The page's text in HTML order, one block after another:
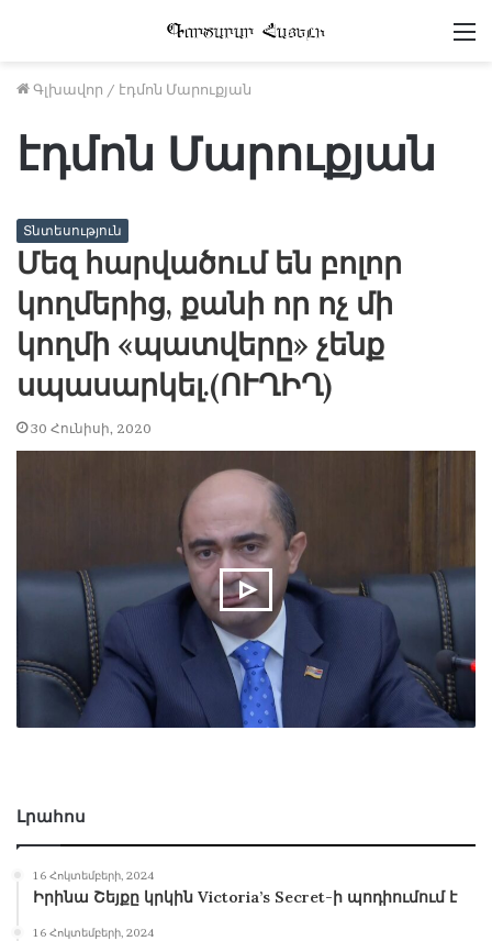
Գլխավոր / էդմոն Մարուքյան
էդմոն Մարուքյան
Տնտեսություն
Մեզ հարվածում են բոլոր
կողմերից, քանի որ ոչ մի
կողմի «պատվերը» չենք
սպասարկել.(ՈՒՂԻՂ)
30 Հունիսի, 2020
Լրահոս
16 Հոկտեմբերի, 2024
Իրինա Շեյքը կրկին Victoria’s Secret-ի պոդիումում է
16 Հոկտեմբերի, 2024